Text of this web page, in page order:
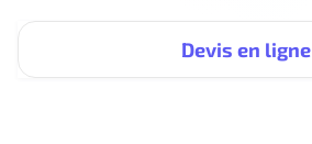
Devis en ligne